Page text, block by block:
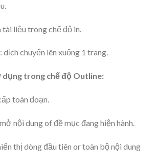
liệu trong chế độ in.
chuyển lên xuống 1 trang.
dụng trong chế độ Outline:
toàn đoạn.
nội dung of đề mục đang hiện hành.
thị dòng đầu tiên or toàn bộ nội dung